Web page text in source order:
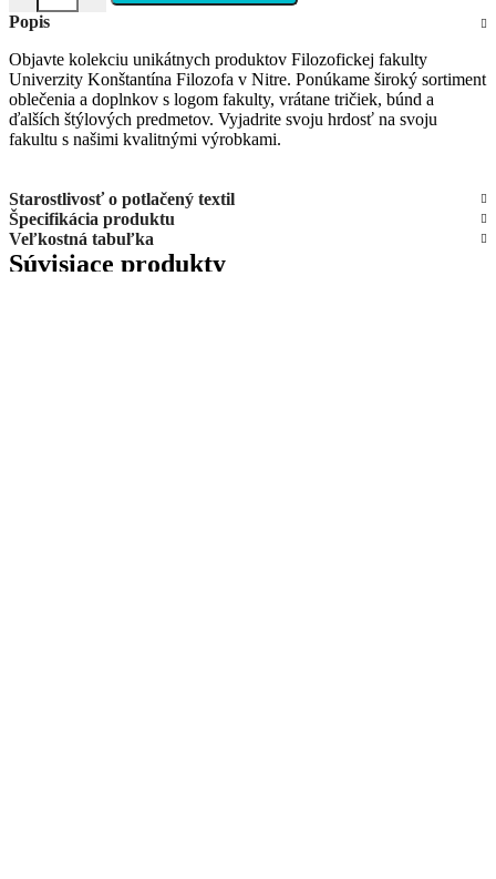
Popis
Objavte kolekciu unikátnych produktov Filozofickej fakulty
Univerzity Konštantína Filozofa v Nitre. Ponúkame široký sortiment
oblečenia a doplnkov s logom fakulty, vrátane tričiek, búnd a
ďalších štýlových predmetov. Vyjadrite svoju hrdosť na svoju
fakultu s našimi kvalitnými výrobkami.
Starostlivosť o potlačený textil
Špecifikácia produktu
Veľkostná tabuľka
Súvisiace produkty